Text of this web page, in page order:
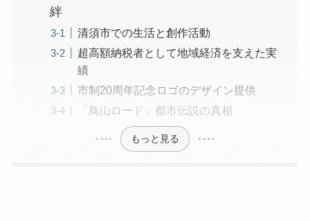
絆
清須市での生活と創作活動
超高額納税者として地域経済を支えた実
績
市制20周年記念ロゴのデザイン提供
「鳥山ロード」都市伝説の真相
もっと見る